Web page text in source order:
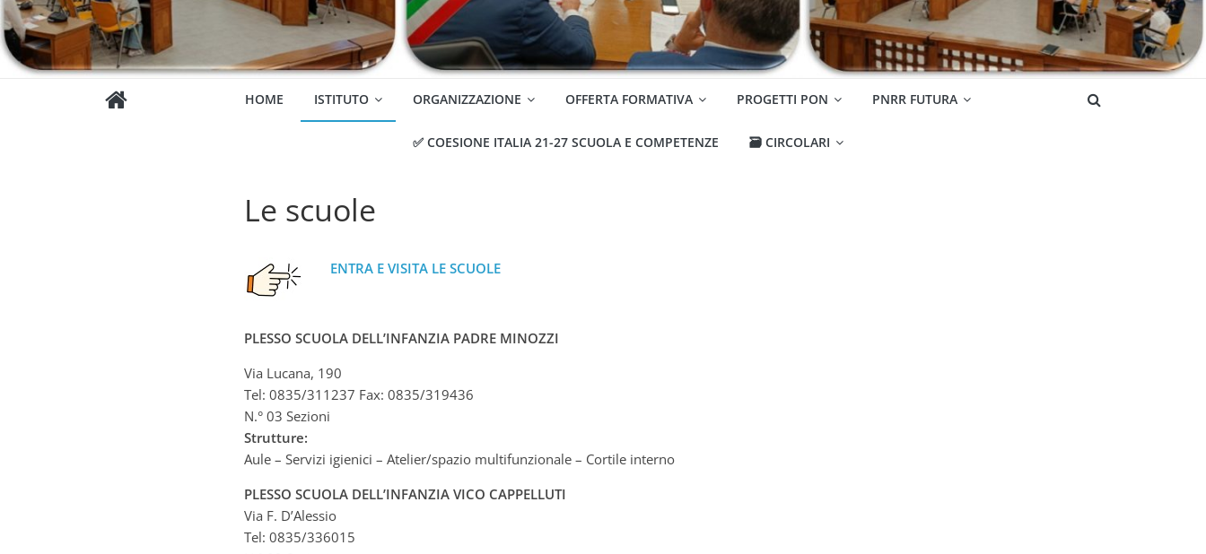
HOME ISTITUTO ORGANIZZAZIONE OFFERTA FORMATIVA PROGETTI PON PNRR FUTURA
✅ COESIONE ITALIA 21-27 SCUOLA E COMPETENZE 🗃️ CIRCOLARI
Le scuole
ENTRA E VISITA LE SCUOLE
PLESSO SCUOLA DELL’INFANZIA PADRE MINOZZI
Via Lucana, 190
Tel: 0835/311237 Fax: 0835/319436
N.° 03 Sezioni
Strutture:
Aule – Servizi igienici – Atelier/spazio multifunzionale – Cortile interno
PLESSO SCUOLA DELL’INFANZIA VICO CAPPELLUTI
Via F. D’Alessio
Tel: 0835/336015